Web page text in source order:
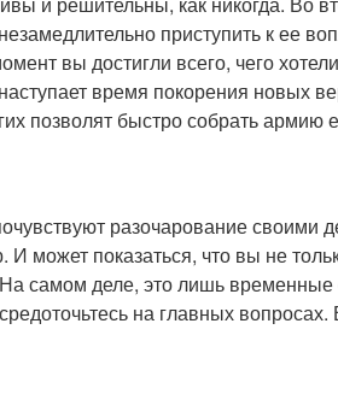
приступить к ее
вы достигли всего, чего
время покорения новых
позволят быстро собрать
разочарование своими
может показаться, что вы не
На самом деле, это лишь
на главных